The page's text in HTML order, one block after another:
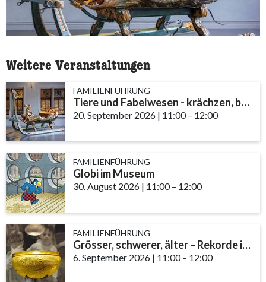
Weitere Veranstaltungen
FAMILIENFÜHRUNG
Tiere und Fabelwesen - krächzen, brüllen, fauchen
20. September 2026 | 11:00– 12:00
FAMILIENFÜHRUNG
Globi im Museum
30. August 2026 | 11:00accessibility.time_to
– 12:00
FAMILIENFÜHRUNG
Grösser, schwerer, älter – Rekorde im Museum
6. September 2026 | 11:00accessibility.time_to
– 12:00